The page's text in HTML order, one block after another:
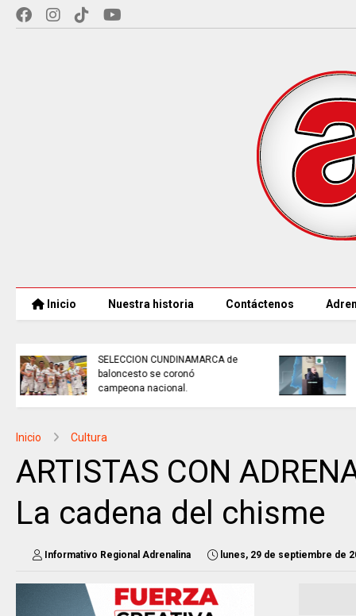
Inicio Nuestra historia Contáctenos
NOTICIAS de Cundinamarca con
Juan Helmuth Larrahondo
Cardona
Inicio Cultura
ARTISTAS CON
La cadena del chisme
Informativo Regional Adrenalina lunes, 29 de septiembre de